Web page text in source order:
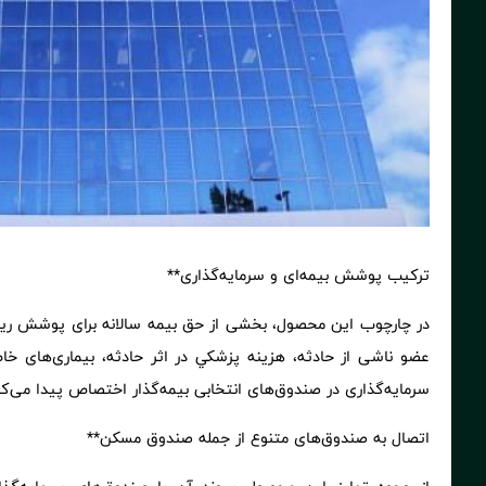
ترکیب پوشش بیمه‌ای و سرمایه‌گذاری**
در چارچوب این محصول، بخشی از حق بیمه سالانه برای پوشش
عضو ناشی از حادثه، هزينه پزشكي در اثر حادثه،
سرمایه‌گذاری در صندوق‌های انتخابی بیمه‌گذار اختصاص پیدا
اتصال به صندوق‌های متنوع از جمله صندوق مسکن**